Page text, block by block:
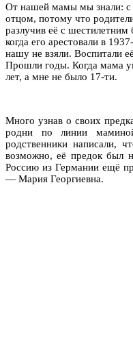
От нашей мамы мы знали: с
отцом, потому что
разлучив её с
когда его арестовали в
нашу не взяли. Воспитали
Прошли годы. Когда мама
лет, а мне не было 17-ти.
Много узнав о своих
родни по линии
родственники написали,
возможно, её предок был
Россию из Германии ещё
— Мария Георгиевна.